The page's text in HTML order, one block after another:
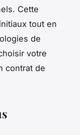
Cette
tout en
de
votre
contrat de